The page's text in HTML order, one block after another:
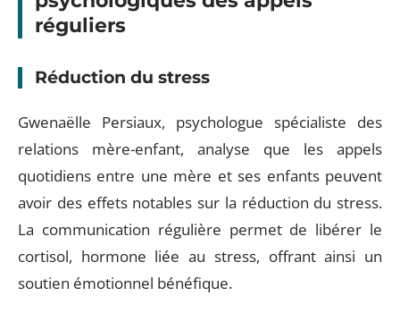
réguliers
Réduction du stress
Gwenaëlle Persiaux, psychologue spécialiste des
relations mère-enfant, analyse que les appels
quotidiens entre une mère et ses enfants peuvent
avoir des effets notables sur la réduction du stress.
La communication régulière permet de libérer le
cortisol, hormone liée au stress, offrant ainsi un
soutien émotionnel bénéfique.